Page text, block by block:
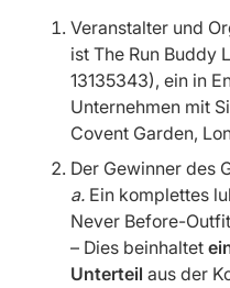
Veranstalter und
ist The Run Buddy
13135343), ein in
Unternehmen mit
Covent Garden,
Der Gewinner des
a. Ein komplettes
Never Before-
– Dies beinhaltet
Unterteil aus der